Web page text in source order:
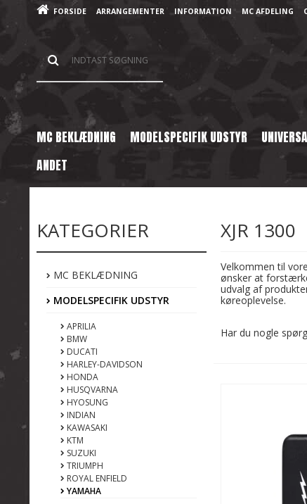
FORSIDE ARRANGEMENTER INFORMATION MC AFDELING
MC BEKLÆDNING MODELSPECIFIK UDSTYR
ANDET
KATEGORIER
MC BEKLÆDNING
MODELSPECIFIK UDSTYR
APRILIA
BMW
DUCATI
HARLEY-DAVIDSON
HONDA
HUSQVARNA
HYOSUNG
INDIAN
KAWASAKI
KTM
SUZUKI
TRIUMPH
ROYAL ENFIELD
YAMAHA
XJR 1300
Velkommen til
ønsker at
udvalg af
køreoplevelse.
Har du nogle